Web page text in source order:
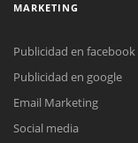
MARKETING
Publicidad en facebook
Publicidad en google
Email Marketing
Social media